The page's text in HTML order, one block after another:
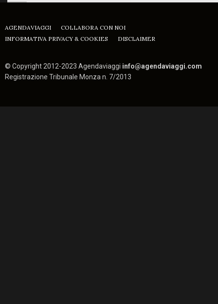
AGENDAVIAGGI
COLLABORA CON NOI
INFORMATIVA PRIVACY & COOKIES
DISCLAIMER
© Copyright 2012-2023 Agendaviaggi info@agendaviaggi.com
Registrazione Tribunale Monza n. 7/2013